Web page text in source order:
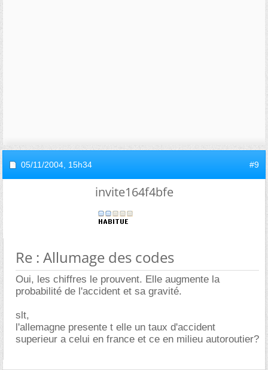
05/11/2004, 15h34 #9
invite164f4bfe
Re : Allumage des codes
Oui, les chiffres le prouvent. Elle augmente la
probabilité de l'accident et sa gravité.
slt,
l'allemagne presente t elle un taux d'accident
superieur a celui en france et ce en milieu autoroutier?